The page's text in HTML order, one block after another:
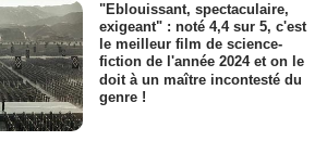
"Eblouissant, spectaculaire,
exigeant" : noté 4,4 sur 5, c'est
le meilleur film de science-
fiction de l'année 2024 et on le
doit à un maître incontesté du
genre !